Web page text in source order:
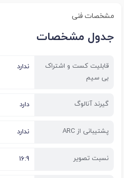
مشخصات فنی
جدول مشخصات
قابلیت کست و اشتراک
بی سیم
ندارد
گیرند آنالوگ دارد
پشتیبانی از ARC ندارد
نسبت تصویر 16:9